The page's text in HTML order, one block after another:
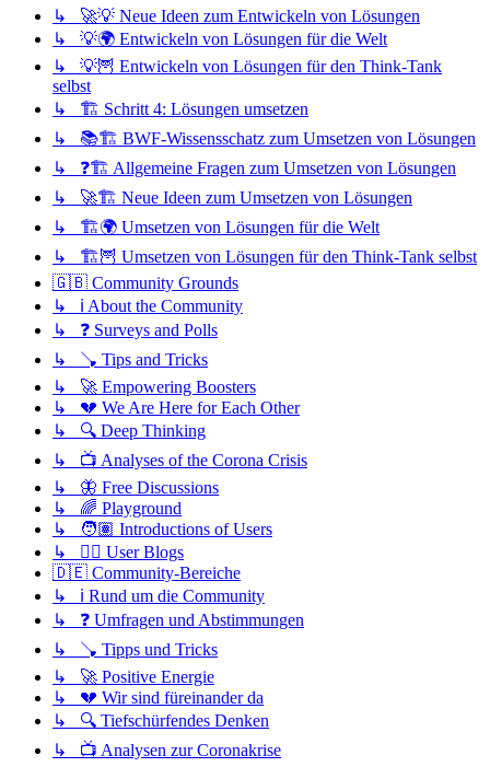
↳ 🚀💡 Neue Ideen zum Entwickeln von Lösungen
↳ 💡🌍 Entwickeln von Lösungen für die Welt
↳ 💡🦉 Entwickeln von Lösungen für den Think-Tank
selbst
↳ 🏗️ Schritt 4: Lösungen umsetzen
↳ 📚🏗️ BWF-Wissensschatz zum Umsetzen von Lösungen
↳ ❓🏗️ Allgemeine Fragen zum Umsetzen von Lösungen
↳ 🚀🏗️ Neue Ideen zum Umsetzen von Lösungen
↳ 🏗️🌍 Umsetzen von Lösungen für die Welt
↳ 🏗️🦉 Umsetzen von Lösungen für den Think-Tank selbst
🇬🇧 Community Grounds
↳ ℹ️ About the Community
↳ ❓ Surveys and Polls
↳ 🪠 Tips and Tricks
↳ 🚀 Empowering Boosters
↳ 💔 We Are Here for Each Other
↳ 🔍 Deep Thinking
↳ 📺 Analyses of the Corona Crisis
↳ 🦋 Free Discussions
↳ 🌈 Playground
↳ 🧑🏽 Introductions of Users
↳ ✍🏽 User Blogs
🇩🇪 Community-Bereiche
↳ ℹ️ Rund um die Community
↳ ❓ Umfragen und Abstimmungen
↳ 🪠 Tipps und Tricks
↳ 🚀 Positive Energie
↳ 💔 Wir sind füreinander da
↳ 🔍 Tiefschürfendes Denken
↳ 📺 Analysen zur Coronakrise